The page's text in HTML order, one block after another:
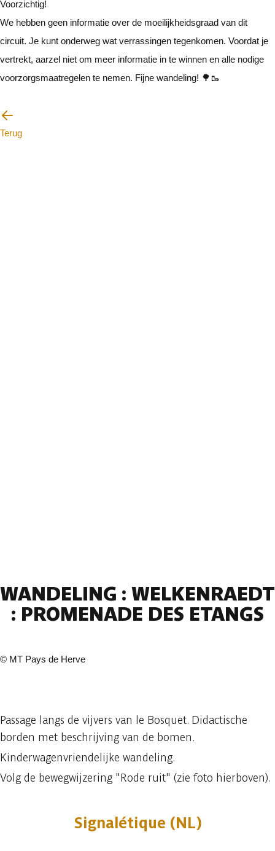
Voorzichtig!
We hebben geen informatie over de moeilijkheidsgraad van dit
circuit. Je kunt onderweg wat verrassingen tegenkomen. Voordat je
vertrekt, aarzel niet om meer informatie in te winnen en alle nodige
voorzorgsmaatregelen te nemen. Fijne wandeling! 🌳🥾
Terug
WANDELING : WELKENRAEDT
: PROMENADE DES ETANGS
© MT Pays de Herve
Passage langs de vijvers van le Bosquet. Didactische
borden met beschrijving van de bomen.
Kinderwagenvriendelijke wandeling.
Volg de bewegwijzering "Rode ruit" (zie foto hierboven).
Signalétique (NL)